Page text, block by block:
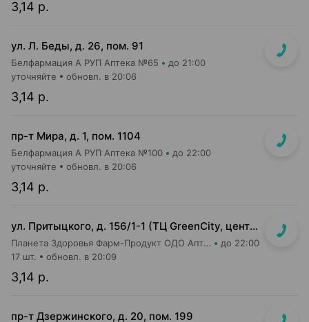
3,14 р.
ул. Л. Беды, д. 26, пом. 91
Белфармация А РУП Аптека №65 до 21:00
3,14 р.
уточняйте обновл. в 20:06
пр-т Мира, д. 1, пом. 1104
Белфармация А РУП Аптека №100 до 22:00
3,14 р.
уточняйте обновл. в 20:06
ул. Притыцкого, д. 156/1-1 (ТЦ GreenCity, центральный вход со стороны метро)
Планета Здоровья Фарм-Продукт ОДО Аптека №23 до 22:00
3,14 р.
17 шт. обновл. в 20:09
пр-т Дзержинского, д. 20, пом. 199